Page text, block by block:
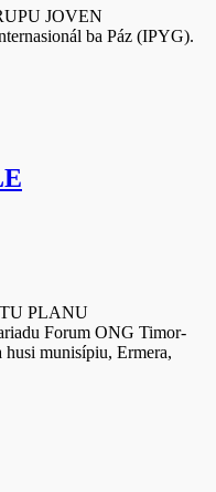
JOVEN
ba Páz (IPYG).
PLANU
Forum ONG Timor-
munisípiu, Ermera,